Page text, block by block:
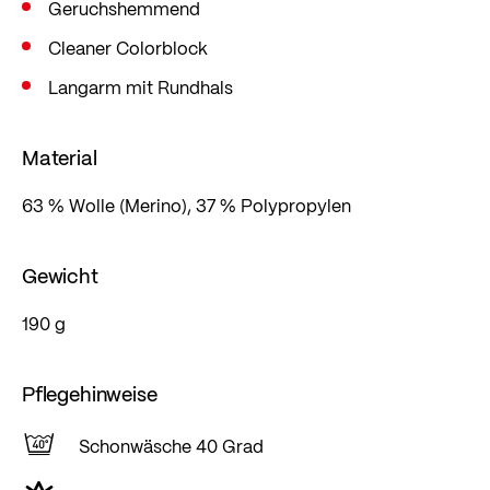
Geruchshemmend
Cleaner Colorblock
Langarm mit Rundhals
Material
63 % Wolle (Merino), 37 % Polypropylen
Gewicht
190 g
Pflegehinweise
Schonwäsche 40 Grad